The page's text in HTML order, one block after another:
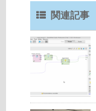
関連記事